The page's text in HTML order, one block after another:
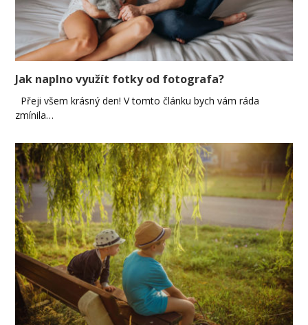
Jak naplno využít fotky od fotografa?
Přeji všem krásný den! V tomto článku bych vám ráda
zmínila…